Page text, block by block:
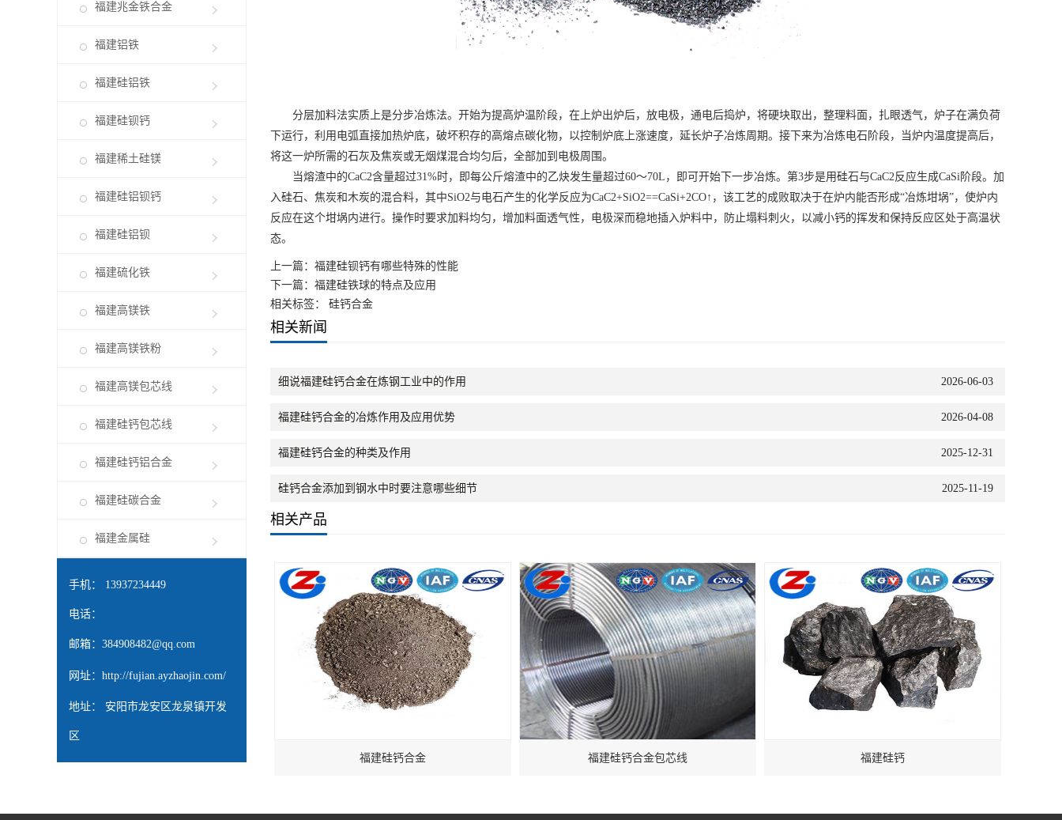
福建兆金铁合金
福建铝铁
福建硅铝铁
福建硅钡钙
福建稀土硅镁
福建硅铝钡钙
福建硅铝钡
福建硫化铁
福建高镁铁
福建高镁铁粉
福建高镁包芯线
福建硅钙包芯线
福建硅钙铝合金
福建硅碳合金
福建金属硅
手机： 13937234449
电话：
邮箱： 384908482@qq.com
网址： http://fujian.ayzhaojin.com/
地址： 安阳市龙安区龙泉镇开发
区
分层加料法实质上是分步冶炼法。开始为提高炉温阶段，在上炉出炉后，放电极，通电后捣炉，将硬块取出，整理料面，扎眼透气，炉子在满负荷
下运行，利用电弧直接加热炉底，破坏积存的高熔点碳化物，以控制炉底上涨速度，延长炉子冶炼周期。接下来为冶炼电石阶段，当炉内温度提高后，
将这一炉所需的石灰及焦炭或无烟煤混合均匀后，全部加到电极周围。
当熔渣中的CaC2含量超过31%时，即每公斤熔渣中的乙炔发生量超过60～70L，即可开始下一步冶炼。第3步是用硅石与CaC2反应生成CaSi阶段。加
入硅石、焦炭和木炭的混合料，其中SiO2与电石产生的化学反应为CaC2+SiO2==CaSi+2CO↑，该工艺的成败取决于在炉内能否形成“冶炼坩埚”，使炉内
反应在这个坩埚内进行。操作时要求加料均匀，增加料面透气性，电极深而稳地插入炉料中，防止塌料刺火，以减小钙的挥发和保持反应区处于高温状
态。
上一篇： 福建硅钡钙有哪些特殊的性能
下一篇： 福建硅铁球的特点及应用
相关标签： 硅钙合金
相关新闻
2026-06-03
细说福建硅钙合金在炼钢工业中的作用
2026-04-08
福建硅钙合金的冶炼作用及应用优势
2025-12-31
福建硅钙合金的种类及作用
2025-11-19
硅钙合金添加到钢水中时要注意哪些细节
相关产品
福建硅钙合金 福建硅钙合金包芯线 福建硅钙